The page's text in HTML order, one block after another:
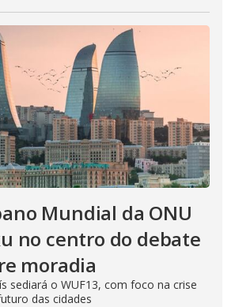
Mundial da ONU
no centro do debate
moradia
sediará o WUF13, com foco na crise
das cidades